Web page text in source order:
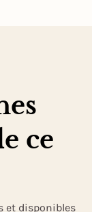
ce
et disponibles